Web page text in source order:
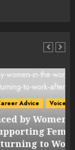
of Women
in the
After a